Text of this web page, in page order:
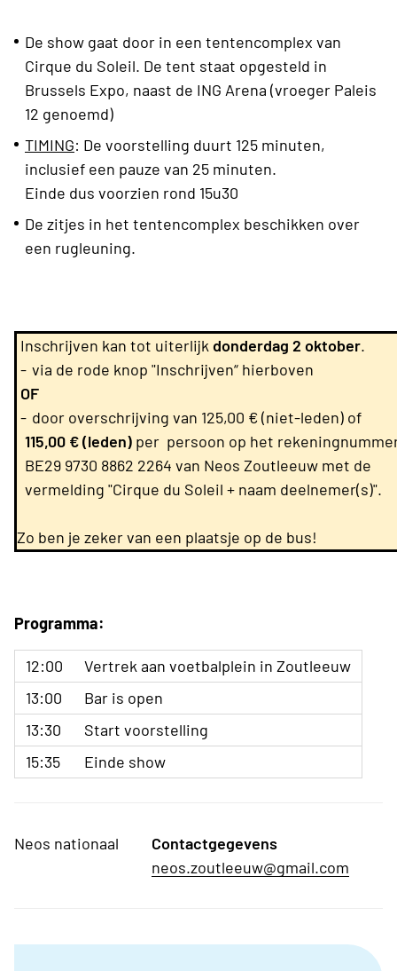
De show gaat door in een tentencomplex van
Cirque du Soleil. De tent staat opgesteld in
Brussels Expo, naast de ING Arena (vroeger Paleis
12 genoemd)
TIMING: De voorstelling duurt 125 minuten,
inclusief een pauze van 25 minuten.
Einde dus voorzien rond 15u30
De zitjes in het tentencomplex beschikken over
een rugleuning.
Inschrijven kan tot uiterlijk donderdag 2 oktober.
- via de rode knop "Inschrijven“ hierboven
OF
- door overschrijving van 125,00 € (niet-leden) of
115,00 € (leden) per persoon op het
BE29 9730 8862 2264 van Neos Zoutleeuw met de
vermelding "Cirque du Soleil + naam deelnemer(s)".
Zo ben je zeker van een plaatsje op de bus!
Programma:
12:00
Vertrek aan voetbalplein in Zoutleeuw
13:00
Bar is open
13:30
Start voorstelling
15:35
Einde show
Neos nationaal
Contactgegevens
neos.zoutleeuw@gmail.com